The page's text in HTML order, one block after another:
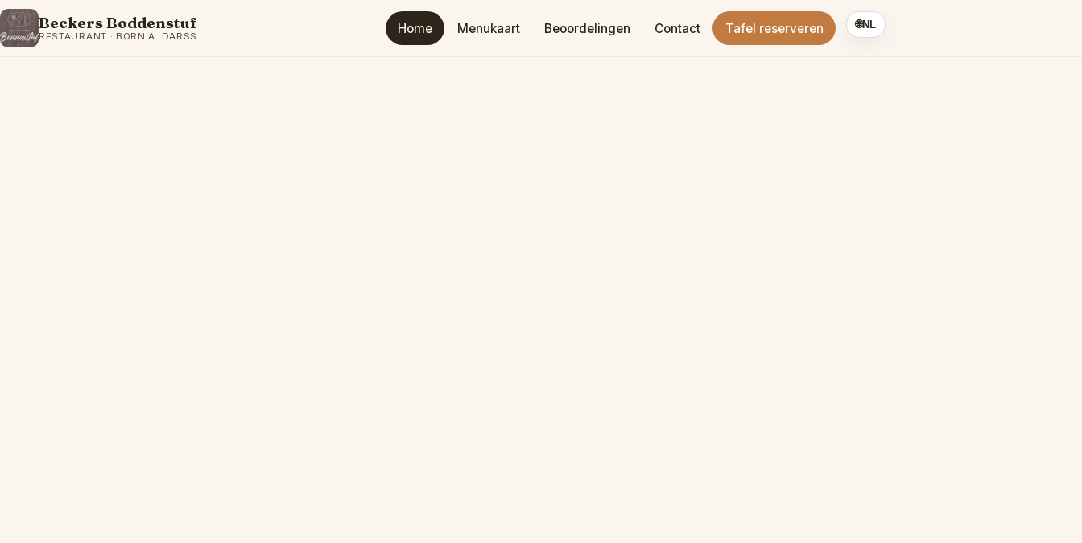
Beckers Boddenstuf
RESTAURANT · BORN A. DARSS
Home Menukaart Beoordelingen Contact Tafel reserveren 🌐NL